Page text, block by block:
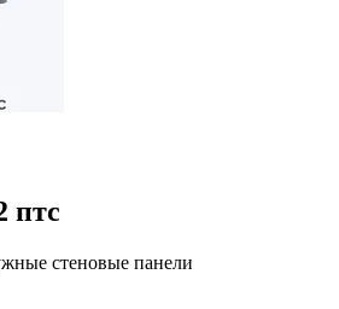
птс
стеновые панели